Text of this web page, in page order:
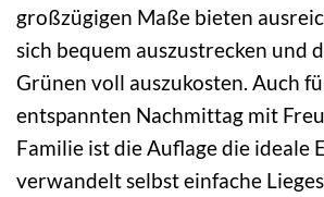
großzügigen Maße bieten
sich bequem auszustrecken und
Grünen voll auszukosten. Auch
entspannten Nachmittag mit
Familie ist die Auflage die ideale
verwandelt selbst einfache